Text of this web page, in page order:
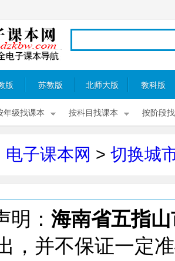
版 苏教版 北师大版 教科版
年级找课本 按科目找课本 按阶段
电子课本网 > 切换城
明： 海南省五指
，并不保证一定